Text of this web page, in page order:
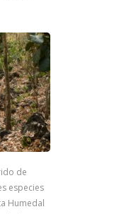
de
especies
Humedal